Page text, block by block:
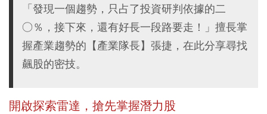
「發現一個趨勢，只占了投資研判依據的二
○％，接下來，還有好長一段路要走！」擅長掌
握產業趨勢的【產業隊長】張捷，在此分享尋找
飆股的密技。
開啟探索雷達，搶先掌握潛力股